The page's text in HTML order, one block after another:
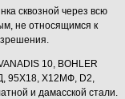
сквозной через всю
не относящимся к
10, BOHLER
95Х18, Х12МФ, D2,
и дамасской стали.